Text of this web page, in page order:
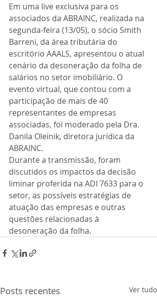
Em uma live exclusiva para os
associados da ABRAINC, realizada na
segunda-feira (13/05), o sócio Smith
Barreni, da área tributária do
escritório AAALS, apresentou o atual
cenário da desoneração da folha de
salários no setor imobiliário. O
evento virtual, que contou com a
participação de mais de 40
representantes de empresas
associadas, foi moderado pela Dra.
Danila Oleinik, diretora jurídica da
ABRAINC.
Durante a transmissão, foram
discutidos os impactos da decisão
liminar proferida na ADI 7633 para o
setor, as possíveis estratégias de
atuação das empresas e outras
questões relacionadas à
desoneração da folha.
Posts recentes Ver tudo